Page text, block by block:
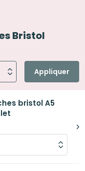
Bristol
Appliquer
bristol A5